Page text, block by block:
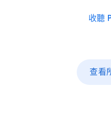
收聽
查​看​